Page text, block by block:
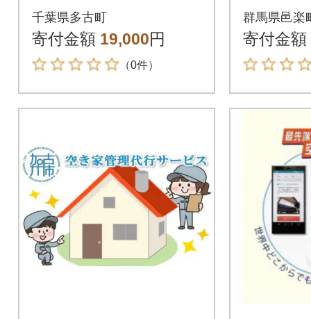
千葉県多古町
寄付金額 19,000円
（0件）
ビス
群馬県邑楽
寄付金額